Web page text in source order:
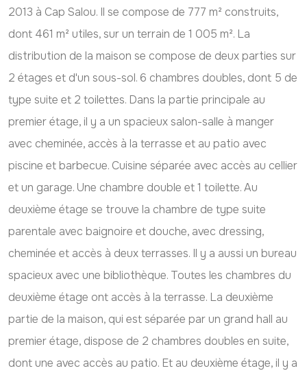
2013 à Cap Salou. Il se compose de 777 m² construits,
dont 461 m² utiles, sur un terrain de 1 005 m². La
distribution de la maison se compose de deux parties sur
2 étages et d'un sous-sol. 6 chambres doubles, dont 5 de
type suite et 2 toilettes. Dans la partie principale au
premier étage, il y a un spacieux salon-salle à manger
avec cheminée, accès à la terrasse et au patio avec
piscine et barbecue. Cuisine séparée avec accès au cellier
et un garage. Une chambre double et 1 toilette. Au
deuxième étage se trouve la chambre de type suite
parentale avec baignoire et douche, avec dressing,
cheminée et accès à deux terrasses. Il y a aussi un bureau
spacieux avec une bibliothèque. Toutes les chambres du
deuxième étage ont accès à la terrasse. La deuxième
partie de la maison, qui est séparée par un grand hall au
premier étage, dispose de 2 chambres doubles en suite,
dont une avec accès au patio. Et au deuxième étage, il y a